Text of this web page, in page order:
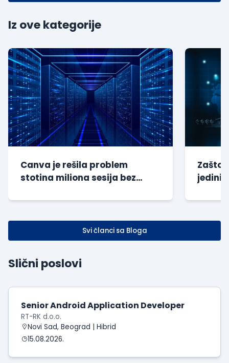
Iz ove kategorije
Canva je rešila problem
stotina miliona sesija bez
Zašto
jedini
Svi članci sa Bloga
Slični poslovi
Senior Android Application Developer
RT-RK d.o.o.
Novi Sad, Beograd | Hibrid
15.08.2026.